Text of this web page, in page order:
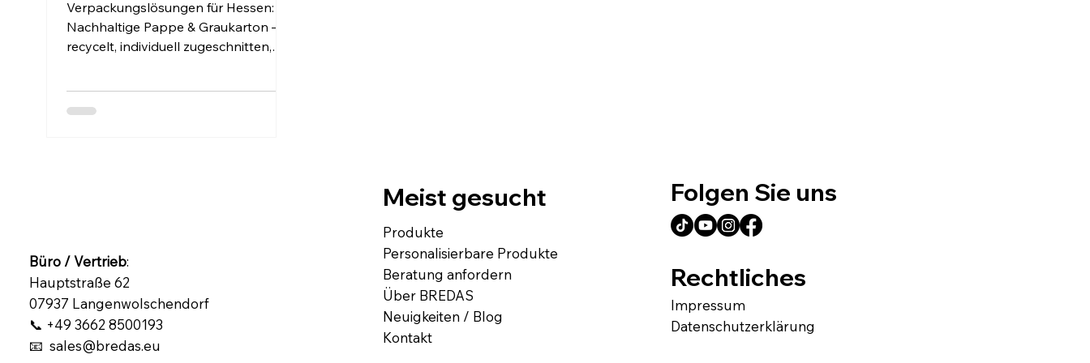
Verpackungslösungen für Hessen:
Nachhaltige Pappe & Graukarton –
recycelt, individuell zugeschnitten,
Meist gesucht
Produkte
Personalisierbare Produkte
Beratung anfordern
Über BREDAS
Neuigkeiten / Blog
Kontakt
Folgen Sie uns
Büro / Vertrieb:
Hauptstraße 62
07937 Langenwolschendorf
📞 +49 3662 8500193
📧 sales@bredas.eu
Rechtliches
Impressum
Datenschutzerklärung